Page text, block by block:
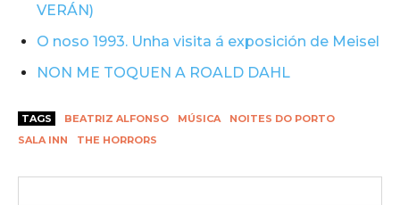
VERÁN)
O noso 1993. Unha visita á exposición de Meisel
NON ME TOQUEN A ROALD DAHL
TAGS BEATRIZ ALFONSO MÚSICA
NOITES DO PORTO
SALA INN
THE HORRORS